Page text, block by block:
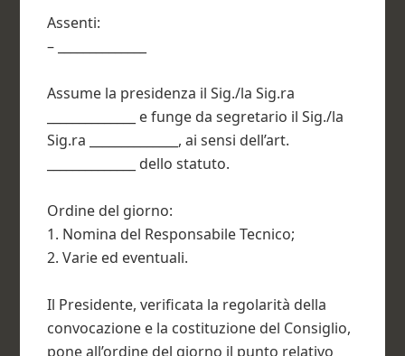
Assenti:
– ______________
Assume la presidenza il Sig./la Sig.ra
______________ e funge da segretario il Sig./la
Sig.ra ______________, ai sensi dell’art.
______________ dello statuto.
Ordine del giorno:
1. Nomina del Responsabile Tecnico;
2. Varie ed eventuali.
Il Presidente, verificata la regolarità della
convocazione e la costituzione del Consiglio,
pone all’ordine del giorno il punto relativo